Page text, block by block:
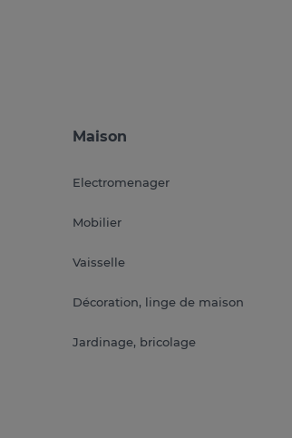
Maison
Electromenager
Mobilier
Vaisselle
Décoration, linge de maison
Jardinage, bricolage